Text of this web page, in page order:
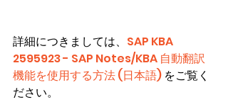
詳細につきましては、 SAP KBA
2595923 - SAP Notes/KBA 自動翻訳
機能を使用する方法 (日本語) をご覧く
ださい。